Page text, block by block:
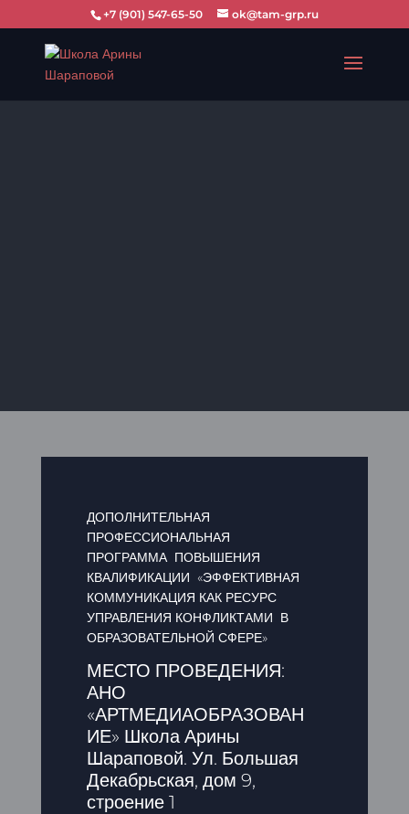
+7 (901) 547-65-50 ok@tam-grp.ru
ДОПОЛНИТЕЛЬНАЯ
ПРОФЕССИОНАЛЬНАЯ
ПРОГРАММА ПОВЫШЕНИЯ
КВАЛИФИКАЦИИ «ЭФФЕКТИВНАЯ
КОММУНИКАЦИЯ КАК РЕСУРС
УПРАВЛЕНИЯ КОНФЛИКТАМИ В
ОБРАЗОВАТЕЛЬНОЙ СФЕРЕ»
МЕСТО ПРОВЕДЕНИЯ:
АНО
«АРТМЕДИАОБРАЗОВАН
ИЕ» Школа Арины
Шараповой. Ул. Большая
Декабрьская, дом 9,
строение 1